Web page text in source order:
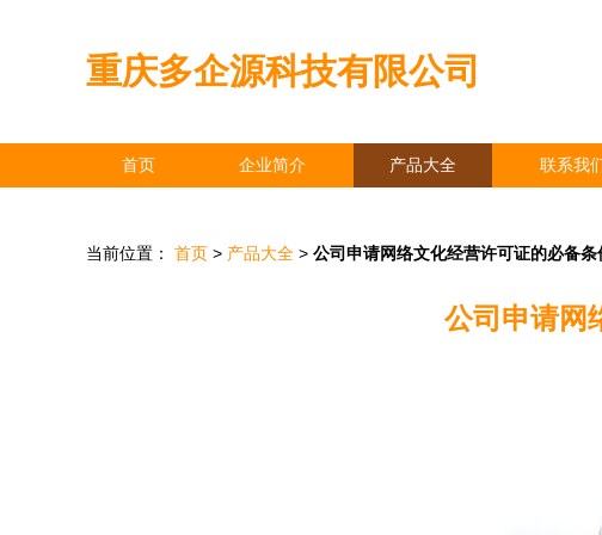
重庆多企源科技有限公司
首页 企业简介 产品大全 联系我
当前位置： 首页 > 产品大全 > 公司申请网络文化经营许可证的必备
公司申请网